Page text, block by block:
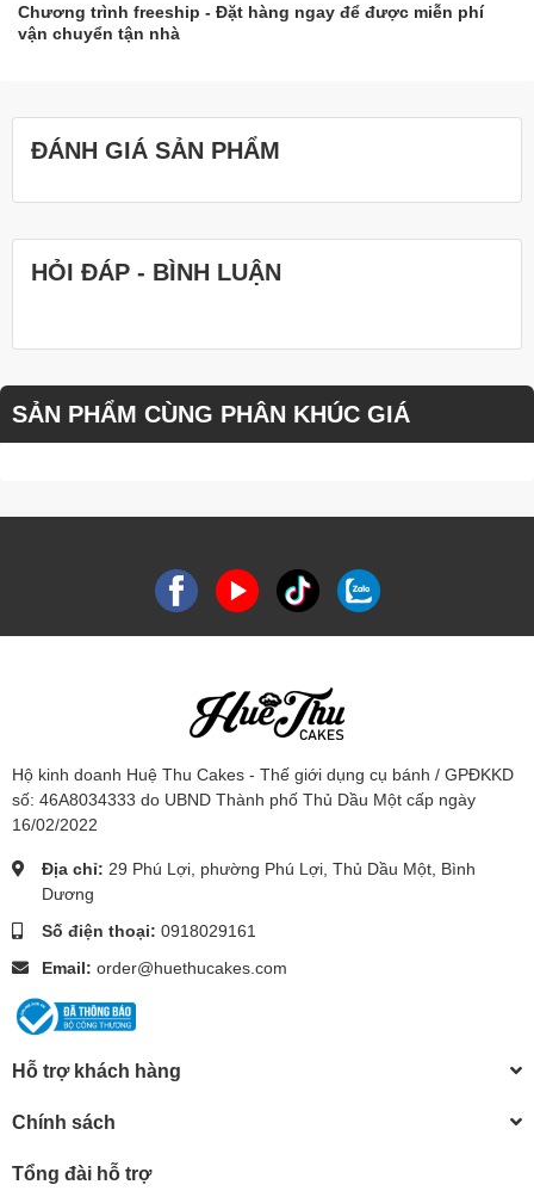
Chương trình freeship - Đặt hàng ngay để được miễn phí
vận chuyển tận nhà
ĐÁNH GIÁ SẢN PHẨM
HỎI ĐÁP - BÌNH LUẬN
SẢN PHẨM CÙNG PHÂN KHÚC GIÁ
Hộ kinh doanh Huệ Thu Cakes - Thế giới dụng cụ bánh / GPĐKKD
số: 46A8034333 do UBND Thành phố Thủ Dầu Một cấp ngày
16/02/2022
Địa chỉ: 29 Phú Lợi, phường Phú Lợi, Thủ Dầu Một, Bình
Dương
Số điện thoại: 0918029161
Email: order@huethucakes.com
Hỗ trợ khách hàng
Chính sách
Tổng đài hỗ trợ